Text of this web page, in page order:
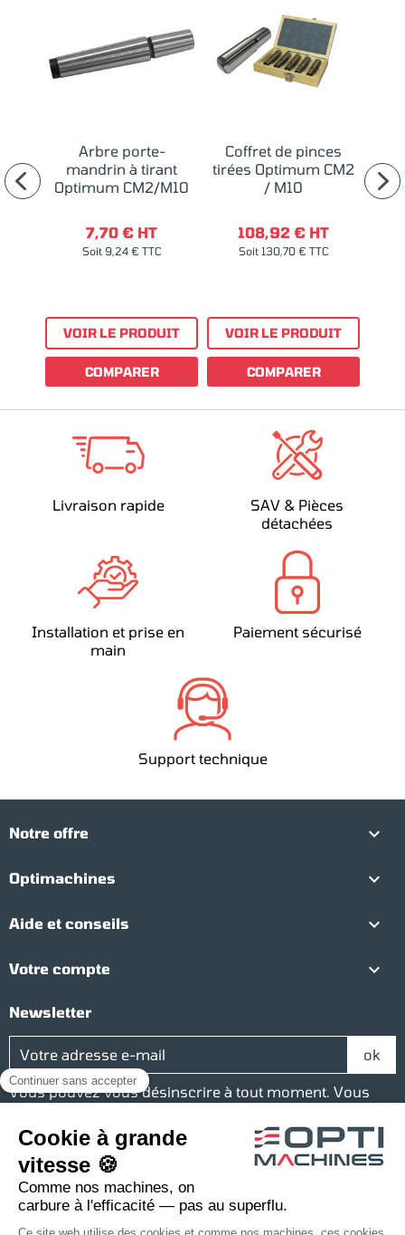
L
Arbre porte-
mandrin à tirant
Optimum CM2/M10
7,70 € HT
Soit 9,24 € TTC
VOIR LE PRODUIT
COMPARER
Coffret de pinces
tirées Optimum CM2
/ M10
108,92 € HT
Soit 130,70 € TTC
VOIR LE PRODUIT
COMPARER
Livraison rapide
SAV & Pièces
détachées
Installation et prise en
main
Paiement sécurisé
Support technique
Notre offre 
Optimachines 
Aide et conseils 
Votre compte 
Newsletter
Vous pouvez vous désinscrire à tout moment. Vous
les conditions d'utilisation du site.
Réseaux sociaux
FacebookYouTubeInstagram
LinkedIn